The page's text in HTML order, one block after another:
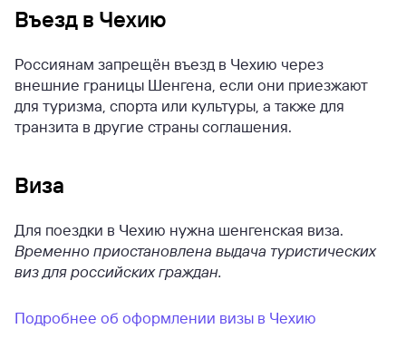
Въезд в Чехию
Россиянам запрещён въезд в Чехию через
внешние границы Шенгена, если они приезжают
для туризма, спорта или культуры, а также для
транзита в другие страны соглашения.
Виза
Для поездки в Чехию нужна шенгенская виза.
Временно приостановлена выдача туристических
виз для российских граждан.
Подробнее об оформлении визы в Чехию